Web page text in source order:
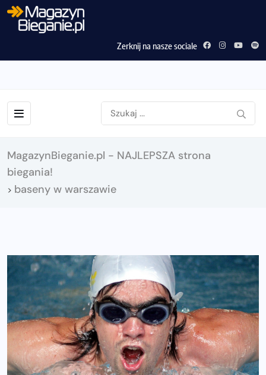
Zerknij na nasze sociale
MagazynBieganie.pl - NAJLEPSZA strona
biegania!
> baseny w warszawie